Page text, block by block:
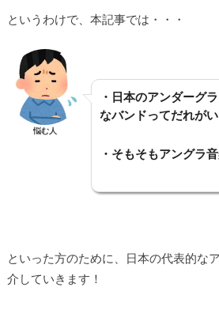
というわけで、本記事では・・・
悩む人
・日本のアンダーグ
なバンドってだれが
・そもそもアングラ
といった方のために、日本の代表的な
介していきます！